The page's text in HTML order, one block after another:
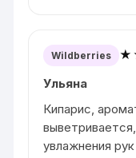
Wildberries
Ульяна
Кипарис,
увлажнения